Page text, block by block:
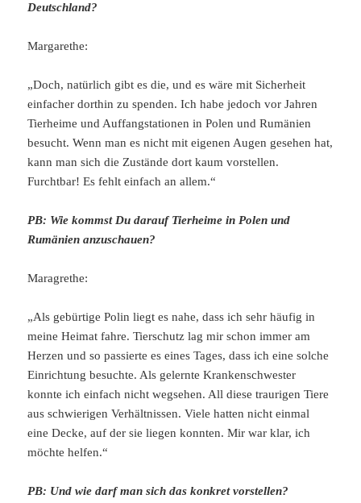
Deutschland?
Margarethe:
„Doch, natürlich gibt es die, und es wäre mit Sicherheit
einfacher dorthin zu spenden. Ich habe jedoch vor Jahren
Tierheime und Auffangstationen in Polen und Rumänien
besucht. Wenn man es nicht mit eigenen Augen gesehen hat,
kann man sich die Zustände dort kaum vorstellen.
Furchtbar! Es fehlt einfach an allem.“
PB: Wie kommst Du darauf Tierheime in Polen und
Rumänien anzuschauen?
Maragrethe:
„Als gebürtige Polin liegt es nahe, dass ich sehr häufig in
meine Heimat fahre. Tierschutz lag mir schon immer am
Herzen und so passierte es eines Tages, dass ich eine solche
Einrichtung besuchte. Als gelernte Krankenschwester
konnte ich einfach nicht wegsehen. All diese traurigen Tiere
aus schwierigen Verhältnissen. Viele hatten nicht einmal
eine Decke, auf der sie liegen konnten. Mir war klar, ich
möchte helfen.“
PB: Und wie darf man sich das konkret vorstellen?